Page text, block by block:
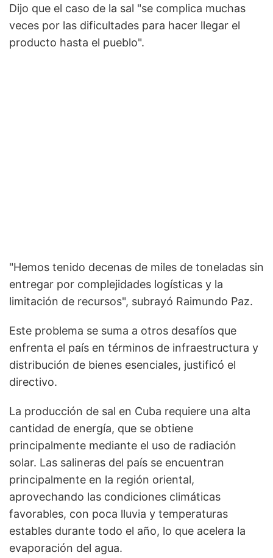
Dijo que el caso de la sal "se complica muchas
veces por las dificultades para hacer llegar el
producto hasta el pueblo".
"Hemos tenido decenas de miles de toneladas sin
entregar por complejidades logísticas y la
limitación de recursos", subrayó Raimundo Paz.
Este problema se suma a otros desafíos que
enfrenta el país en términos de infraestructura y
distribución de bienes esenciales, justificó el
directivo.
La producción de sal en Cuba requiere una alta
cantidad de energía, que se obtiene
principalmente mediante el uso de radiación
solar. Las salineras del país se encuentran
principalmente en la región oriental,
aprovechando las condiciones climáticas
favorables, con poca lluvia y temperaturas
estables durante todo el año, lo que acelera la
evaporación del agua.